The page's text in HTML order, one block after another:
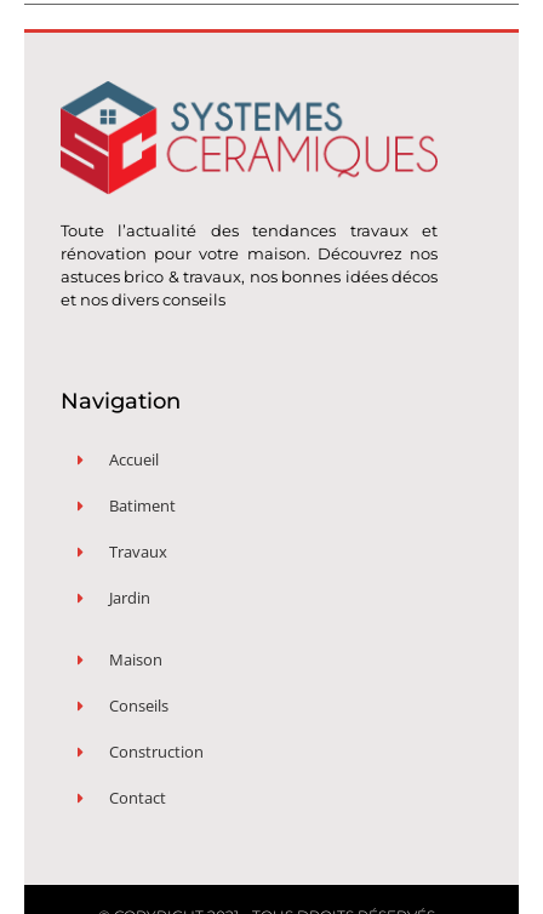
Toute l’actualité des tendances travaux et
rénovation pour votre maison. Découvrez nos
astuces brico & travaux, nos bonnes idées décos
et nos divers conseils
Navigation
Accueil
Batiment
Travaux
Jardin
Maison
Conseils
Construction
Contact